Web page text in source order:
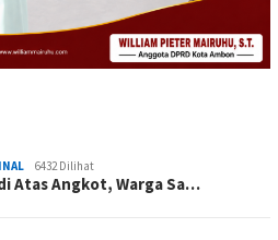
6432 Dilihat
Atas Angkot, Warga Sa…